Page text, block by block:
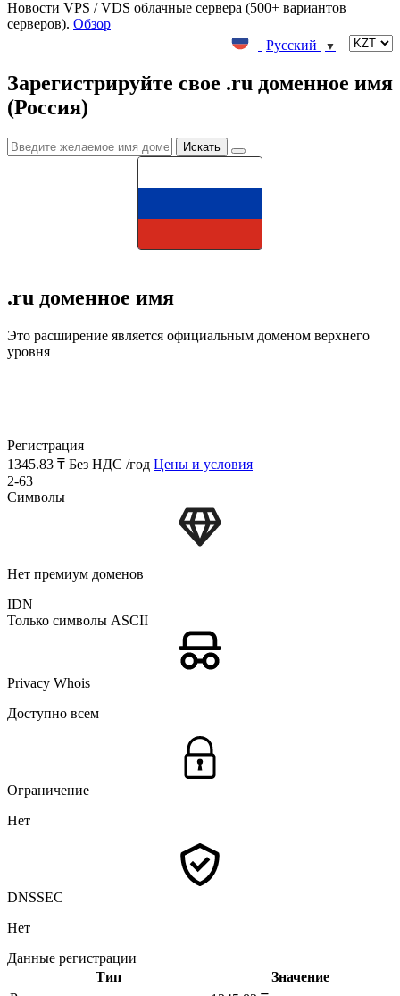
Новости VPS / VDS облачные сервера (500+ вариантов
серверов). Обзор
Русский
▼
Зарегистрируйте свое .ru доменное имя
(Россия)
.ru доменное имя
Это расширение является официальным доменом верхнего
уровня
Регистрация
1345.83 ₸ Без НДС /год Цены и условия
2-63
Символы
Нет премиум доменов
IDN
Только символы ASCII
Privacy Whois
Доступно всем
Ограничение
Нет
DNSSEC
Нет
Данные регистрации
Тип
Значение